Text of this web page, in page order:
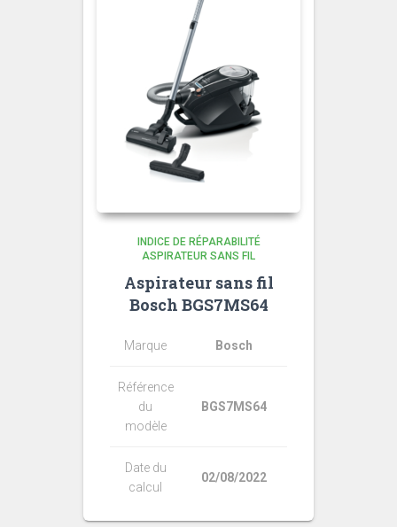
INDICE DE RÉPARABILITÉ
ASPIRATEUR SANS FIL
Aspirateur sans fil
Bosch BGS7MS64
Marque Bosch
Référence
du
modèle
BGS7MS64
Date du
calcul
02/08/2022